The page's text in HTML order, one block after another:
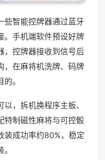
些智能控牌器通过蓝牙
。手机端软件预设好牌
，控牌器接收到信号后
，在麻将机洗牌、码牌
。
，拆机换程序主板、
特制磁性麻将与可控骰
装成功率约80%，稳定